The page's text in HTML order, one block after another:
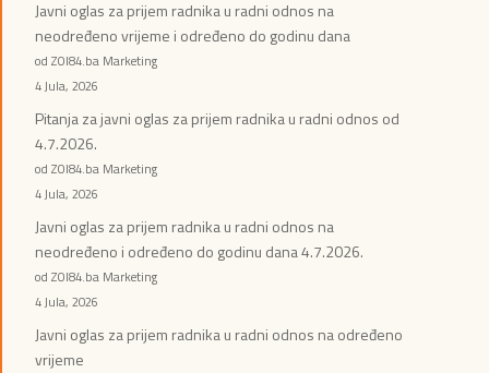
Javni oglas za prijem radnika u radni odnos na
neodređeno vrijeme i određeno do godinu dana
od ZOI84.ba Marketing
4 Jula, 2026
Pitanja za javni oglas za prijem radnika u radni odnos od
4.7.2026.
od ZOI84.ba Marketing
4 Jula, 2026
Javni oglas za prijem radnika u radni odnos na
neodređeno i određeno do godinu dana 4.7.2026.
od ZOI84.ba Marketing
4 Jula, 2026
Javni oglas za prijem radnika u radni odnos na određeno
vrijeme